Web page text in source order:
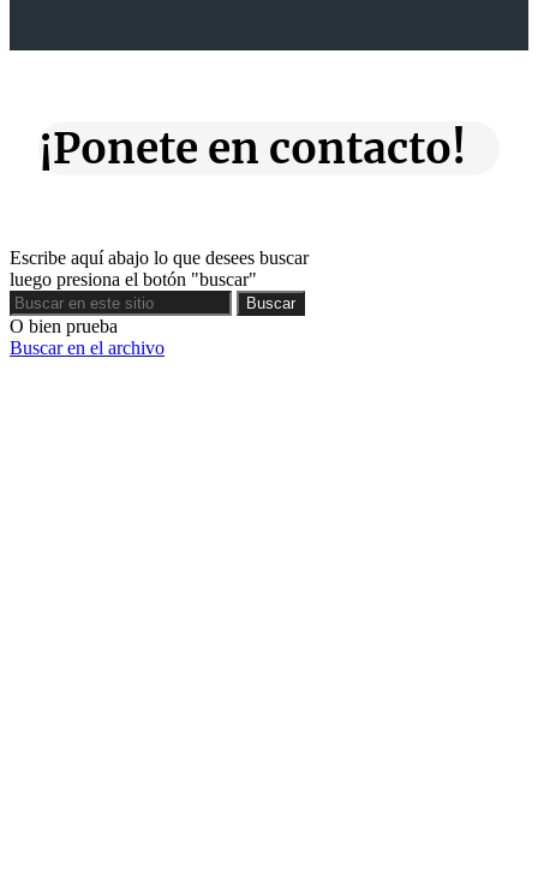
¡Ponete en contacto!
Escribe aquí abajo lo que desees buscar
luego presiona el botón "buscar"
Buscar
Buscar
O bien prueba
Buscar en el archivo